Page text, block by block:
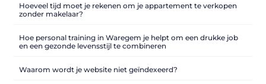
Hoeveel tijd moet je rekenen om je appartement te verkopen
zonder makelaar?
Hoe personal training in Waregem je helpt om een drukke job
en een gezonde levensstijl te combineren
Waarom wordt je website niet geïndexeerd?